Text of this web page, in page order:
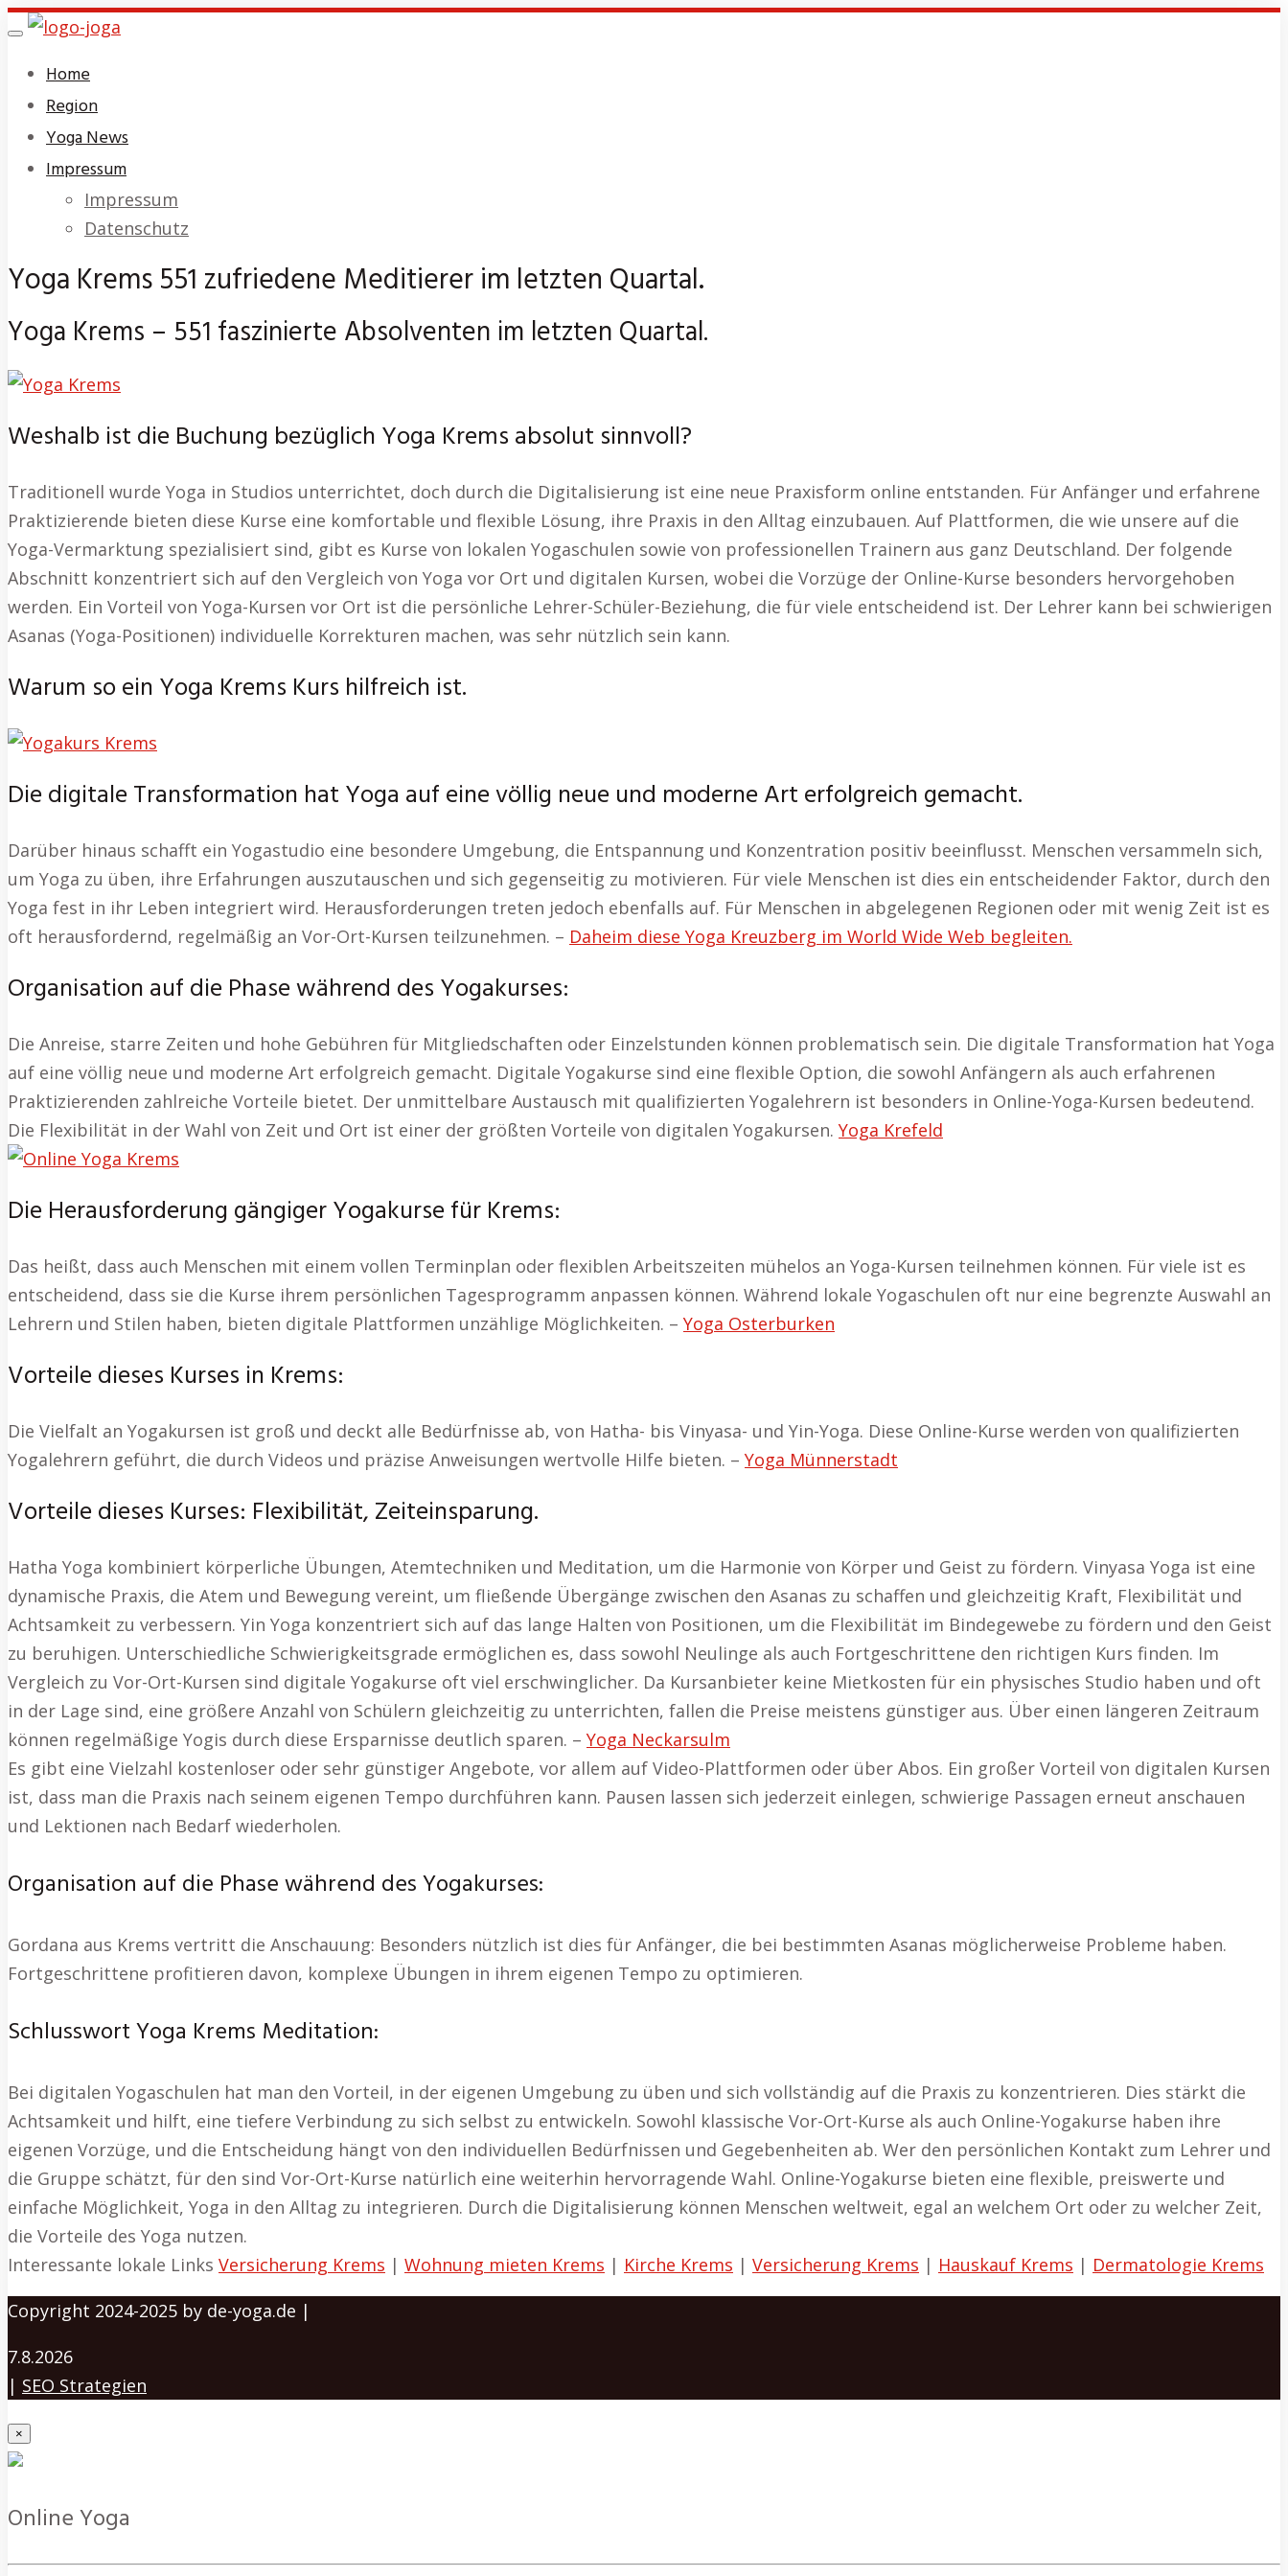
Skip
main
content
Toggle
Home
Region
Yoga News
Impressum
Impressum
Datenschutz
Yoga Krems 551 zufriedene Meditierer im letzten Quartal.
Yoga Krems – 551 faszinierte Absolventen im letzten Quartal.
Weshalb ist die Buchung bezüglich Yoga Krems absolut sinnvoll?
Traditionell wurde Yoga in Studios unterrichtet, doch durch die Digitalisierung ist eine neue Praxisform online entstanden. Für Anfänger und erfahrene
Praktizierende bieten diese Kurse eine komfortable und flexible Lösung, ihre Praxis in den Alltag einzubauen. Auf Plattformen, die wie unsere auf die
Yoga-Vermarktung spezialisiert sind, gibt es Kurse von lokalen Yogaschulen sowie von professionellen Trainern aus ganz Deutschland. Der folgende
Abschnitt konzentriert sich auf den Vergleich von Yoga vor Ort und digitalen Kursen, wobei die Vorzüge der Online-Kurse besonders hervorgehoben
werden. Ein Vorteil von Yoga-Kursen vor Ort ist die persönliche Lehrer-Schüler-Beziehung, die für viele entscheidend ist. Der Lehrer kann bei schwierigen
Asanas (Yoga-Positionen) individuelle Korrekturen machen, was sehr nützlich sein kann.
Warum so ein Yoga Krems Kurs hilfreich ist.
Die digitale Transformation hat Yoga auf eine völlig neue und moderne Art erfolgreich gemacht.
Darüber hinaus schafft ein Yogastudio eine besondere Umgebung, die Entspannung und Konzentration positiv beeinflusst. Menschen versammeln sich,
um Yoga zu üben, ihre Erfahrungen auszutauschen und sich gegenseitig zu motivieren. Für viele Menschen ist dies ein entscheidender Faktor, durch den
Yoga fest in ihr Leben integriert wird. Herausforderungen treten jedoch ebenfalls auf. Für Menschen in abgelegenen Regionen oder mit wenig Zeit ist es
oft herausfordernd, regelmäßig an Vor-Ort-Kursen teilzunehmen. – Daheim diese Yoga Kreuzberg im World Wide Web begleiten.
Organisation auf die Phase während des Yogakurses:
Die Anreise, starre Zeiten und hohe Gebühren für Mitgliedschaften oder Einzelstunden können problematisch sein. Die digitale Transformation hat Yoga
auf eine völlig neue und moderne Art erfolgreich gemacht. Digitale Yogakurse sind eine flexible Option, die sowohl Anfängern als auch erfahrenen
Praktizierenden zahlreiche Vorteile bietet. Der unmittelbare Austausch mit qualifizierten Yogalehrern ist besonders in Online-Yoga-Kursen bedeutend.
Die Flexibilität in der Wahl von Zeit und Ort ist einer der größten Vorteile von digitalen Yogakursen. Yoga Krefeld
Die Herausforderung gängiger Yogakurse für Krems:
Das heißt, dass auch Menschen mit einem vollen Terminplan oder flexiblen Arbeitszeiten mühelos an Yoga-Kursen teilnehmen können. Für viele ist es
entscheidend, dass sie die Kurse ihrem persönlichen Tagesprogramm anpassen können. Während lokale Yogaschulen oft nur eine begrenzte Auswahl an
Lehrern und Stilen haben, bieten digitale Plattformen unzählige Möglichkeiten. – Yoga Osterburken
Vorteile dieses Kurses in Krems:
Die Vielfalt an Yogakursen ist groß und deckt alle Bedürfnisse ab, von Hatha- bis Vinyasa- und Yin-Yoga. Diese Online-Kurse werden von qualifizierten
Yogalehrern geführt, die durch Videos und präzise Anweisungen wertvolle Hilfe bieten. – Yoga Münnerstadt
Vorteile dieses Kurses: Flexibilität, Zeiteinsparung.
Hatha Yoga kombiniert körperliche Übungen, Atemtechniken und Meditation, um die Harmonie von Körper und Geist zu fördern. Vinyasa Yoga ist eine
dynamische Praxis, die Atem und Bewegung vereint, um fließende Übergänge zwischen den Asanas zu schaffen und gleichzeitig Kraft, Flexibilität und
Achtsamkeit zu verbessern. Yin Yoga konzentriert sich auf das lange Halten von Positionen, um die Flexibilität im Bindegewebe zu fördern und den Geist
zu beruhigen. Unterschiedliche Schwierigkeitsgrade ermöglichen es, dass sowohl Neulinge als auch Fortgeschrittene den richtigen Kurs finden. Im
Vergleich zu Vor-Ort-Kursen sind digitale Yogakurse oft viel erschwinglicher. Da Kursanbieter keine Mietkosten für ein physisches Studio haben und oft
in der Lage sind, eine größere Anzahl von Schülern gleichzeitig zu unterrichten, fallen die Preise meistens günstiger aus. Über einen längeren Zeitraum
können regelmäßige Yogis durch diese Ersparnisse deutlich sparen. – Yoga Neckarsulm
Es gibt eine Vielzahl kostenloser oder sehr günstiger Angebote, vor allem auf Video-Plattformen oder über Abos. Ein großer Vorteil von digitalen Kursen
ist, dass man die Praxis nach seinem eigenen Tempo durchführen kann. Pausen lassen sich jederzeit einlegen, schwierige Passagen erneut anschauen
und Lektionen nach Bedarf wiederholen.
Organisation auf die Phase während des Yogakurses:
Gordana aus Krems vertritt die Anschauung: Besonders nützlich ist dies für Anfänger, die bei bestimmten Asanas möglicherweise Probleme haben.
Fortgeschrittene profitieren davon, komplexe Übungen in ihrem eigenen Tempo zu optimieren.
Schlusswort Yoga Krems Meditation:
Bei digitalen Yogaschulen hat man den Vorteil, in der eigenen Umgebung zu üben und sich vollständig auf die Praxis zu konzentrieren. Dies stärkt die
Achtsamkeit und hilft, eine tiefere Verbindung zu sich selbst zu entwickeln. Sowohl klassische Vor-Ort-Kurse als auch Online-Yogakurse haben ihre
eigenen Vorzüge, und die Entscheidung hängt von den individuellen Bedürfnissen und Gegebenheiten ab. Wer den persönlichen Kontakt zum Lehrer und
die Gruppe schätzt, für den sind Vor-Ort-Kurse natürlich eine weiterhin hervorragende Wahl. Online-Yogakurse bieten eine flexible, preiswerte und
einfache Möglichkeit, Yoga in den Alltag zu integrieren. Durch die Digitalisierung können Menschen weltweit, egal an welchem Ort oder zu welcher Zeit,
die Vorteile des Yoga nutzen.
Interessante lokale Links Versicherung Krems | Wohnung mieten Krems | Kirche Krems | Versicherung Krems | Hauskauf Krems | Dermatologie Krems
Copyright 2024-2025 by de-yoga.de |
7.8.2026
| SEO Strategien
×
Online Yoga